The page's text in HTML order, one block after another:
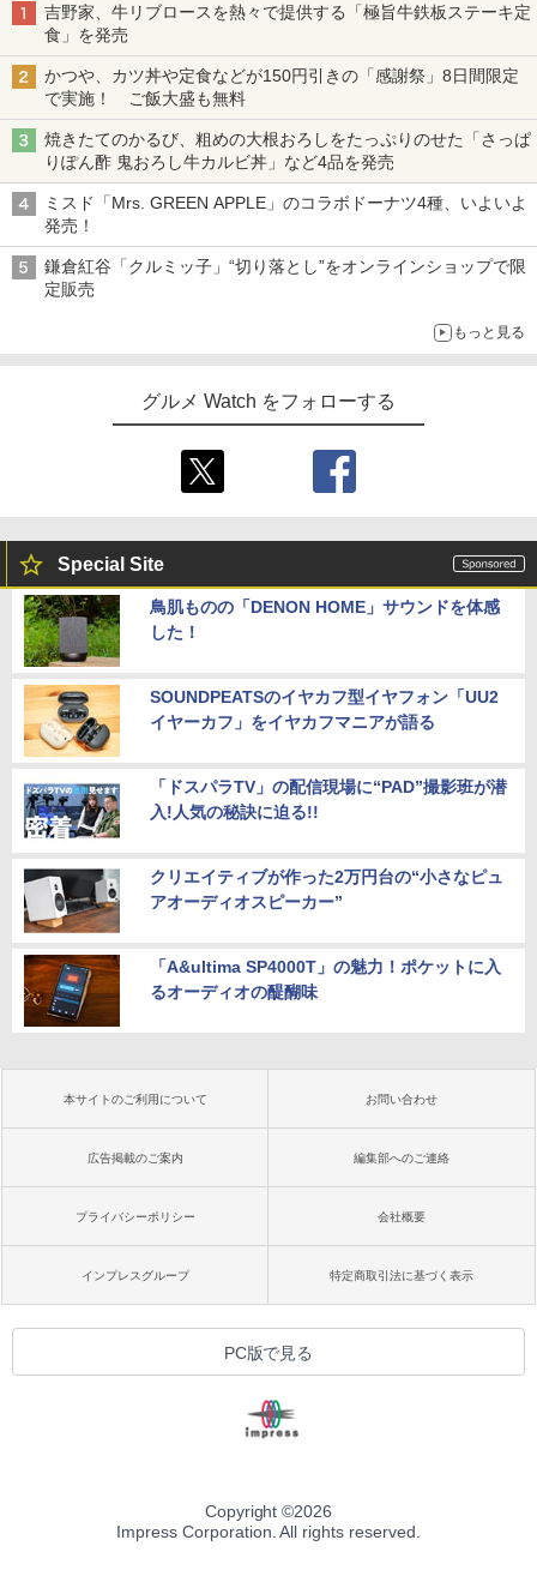
吉野家、牛リブロースを熱々で提供する「極旨牛鉄板ステーキ定
食」を発売
かつや、カツ丼や定食などが150円引きの「感謝祭」8日間限定
で実施！ ご飯大盛も無料
焼きたてのかるび、粗めの大根おろしをたっぷりのせた「さっぱ
りぽん酢 鬼おろし牛カルビ丼」など4品を発売
ミスド「Mrs. GREEN APPLE」のコラボドーナツ4種、いよいよ
発売！
鎌倉紅谷「クルミッ子」“切り落とし”をオンラインショップで限
定販売
もっと見る
グルメ Watch をフォローする
Special Site
鳥肌ものの「DENON HOME」サウンドを体感
した！
SOUNDPEATSのイヤカフ型イヤフォン「UU2
イヤーカフ」をイヤカフマニアが語る
「ドスパラTV」の配信現場に“PAD”撮影班が潜
入!人気の秘訣に迫る!!
クリエイティブが作った2万円台の“小さなピュ
アオーディオスピーカー”
「A&ultima SP4000T」の魅力！ポケットに入
るオーディオの醍醐味
本サイトのご利用について お問い合わせ
広告掲載のご案内 編集部へのご連絡
プライバシーポリシー 会社概要
インプレスグループ 特定商取引法に基づく表示
PC版で見る
Copyright ©2026
Impress Corporation. All rights reserved.